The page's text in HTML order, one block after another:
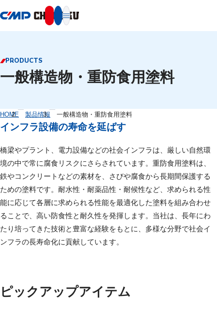
PRODUCTS
一般構造物・重防食用塗料
HOME 製品情報 一般構造物・重防食用塗料
インフラ設備の寿命を延ばす
橋梁やプラント、電力設備などの社会インフラは、厳しい自然環
境の中で常に腐食リスクにさらされています。重防食用塗料は、
鉄やコンクリートなどの素材を、さびや腐食から長期間保護する
ための塗料です。耐水性・耐薬品性・耐候性など、求められる性
能に応じて各層に求められる性能を最適化した塗料を組み合わせ
ることで、高い防食性と耐久性を発揮します。当社は、長年にわ
たり培ってきた技術と豊富な経験をもとに、多様な分野で社会イ
ンフラの長寿命化に貢献しています。
ピックアップアイテム